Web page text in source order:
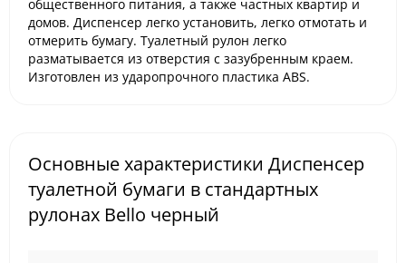
общественного питания, а также частных квартир и
домов. Диспенсер легко установить, легко отмотать и
отмерить бумагу. Туалетный рулон легко
разматывается из отверстия с зазубренным краем.
Изготовлен из ударопрочного пластика ABS.
Основные характеристики Диспенсер
туалетной бумаги в стандартных
рулонах Bello черный